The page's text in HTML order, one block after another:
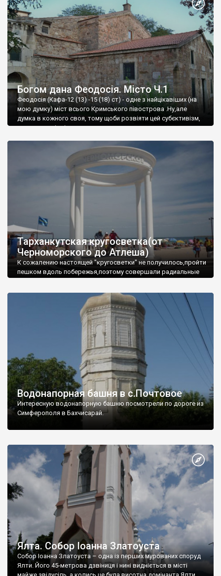
Богом дана Феодосія. Місто Ч.1
Феодосія (Кафа-12 (13) -15 (18) ст) - одне з найцікавіших (на
мою думку) міст всього Кримського півострова .Ну,але
думка в кожного своя, тому щоби розвіяти цей субєктивізм,
запрошую відвідати це
Тарханкутская кругосветка(от
Черноморского до Атлеша)
К сожалению настоящей "кругосветки" не получилось,пройти
пешком вдоль побережья,поэтому совершали радиальные
Водонапорная башня в с.Почтовое
Интересную водонапорную башню посмотрели по дороге из
Симферополя в Бахчисарай.
Ялта. Собор Іоанна Златоуста
Собор Іоанна Златоуста – одна із перших мурованих споруд
Ялти. Його 45-метрова дзвіниця і нині видніється в місті